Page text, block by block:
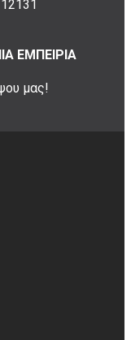
ΕΜΠΕΙΡΙΑ
μας!